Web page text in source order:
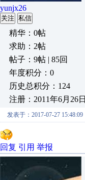
yunjx26
关注 私信
精华：0帖
求助：2帖
帖子：9帖 | 85回
年度积分：0
历史总积分：124
注册：2011年6月26日
发表于：2017-07-27 15:48:09
回复 引用 举报